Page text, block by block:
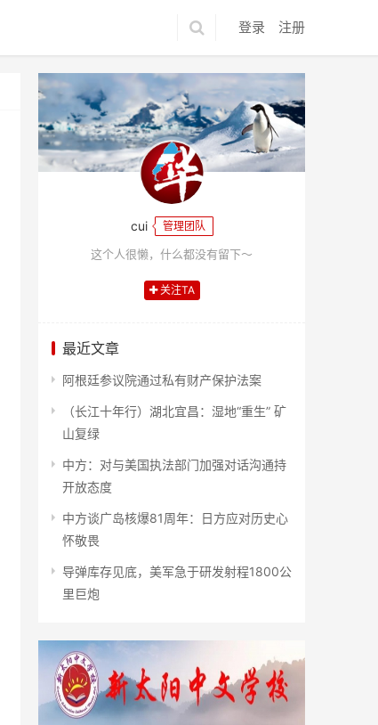
登录 注册
cui 管理团队
这个人很懒，什么都没有留下～
关注TA
最近文章
阿根廷参议院通过私有财产保护法案
（长江十年行）湖北宜昌：湿地“重生” 矿
山复绿
中方：对与美国执法部门加强对话沟通持
开放态度
中方谈广岛核爆81周年：日方应对历史心
怀敬畏
导弹库存见底，美军急于研发射程1800公
里巨炮